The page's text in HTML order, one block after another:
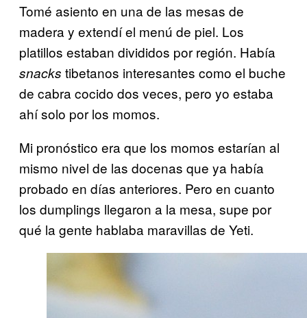
Tomé asiento en una de las mesas de
madera y extendí el menú de piel. Los
platillos estaban divididos por región. Había
snacks tibetanos interesantes como el buche
de cabra cocido dos veces, pero yo estaba
ahí solo por los momos.
Mi pronóstico era que los momos estarían al
mismo nivel de las docenas que ya había
probado en días anteriores. Pero en cuanto
los dumplings llegaron a la mesa, supe por
qué la gente hablaba maravillas de Yeti.